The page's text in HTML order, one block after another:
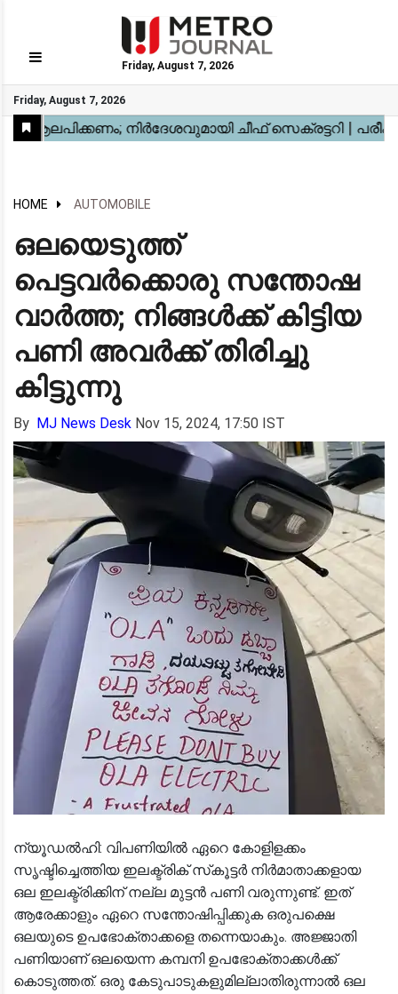
Friday, August 7, 2026
Friday, August 7, 2026
GO
Home
Kerala
National
Gulf
World
Sports
Movies
Health
Automobile
Travel
Education
Novel
Business
Technology
Webstory
HOME AUTOMOBILE
ഒലയെടുത്ത്
പെട്ടവര്‍ക്കൊരു സന്തോഷ
വാര്‍ത്ത; നിങ്ങള്‍ക്ക് കിട്ടിയ
പണി അവര്‍ക്ക് തിരിച്ചു
കിട്ടുന്നു
By MJ News Desk Nov 15, 2024, 17:50 IST
ന്യൂഡല്‍ഹി: വിപണിയില്‍ ഏറെ കോളിളക്കം
സൃഷ്ടിച്ചെത്തിയ ഇലക്ട്രിക് സ്‌കൂട്ടര്‍ നിര്‍മാതാക്കളായ
ഒല ഇലക്ട്രിക്കിന് നല്ല മുട്ടന്‍ പണി വരുന്നുണ്ട്. ഇത്
ആരേക്കാളും ഏറെ സന്തോഷിപ്പിക്കുക ഒരുപക്ഷെ
ഒലയുടെ ഉപഭോക്താക്കളെ തന്നെയാകും. അജ്ജാതി
പണിയാണ് ഒലയെന്ന കമ്പനി ഉപഭോക്താക്കള്‍ക്ക്
കൊടുത്തത്. ഒരു കേടുപാടുകളുമില്ലാതിരുന്നാല്‍ ഒല